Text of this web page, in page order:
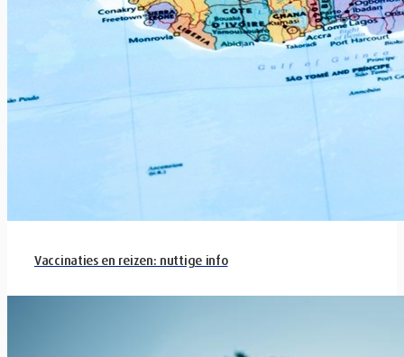
Vaccinaties en reizen: nuttige info